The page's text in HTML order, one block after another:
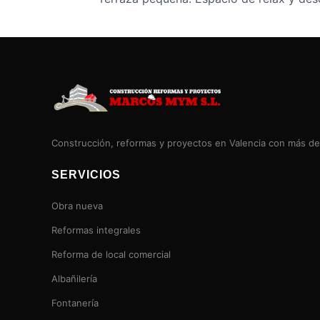
Construcción, reformas y proyectos en Valencia con más
SERVICIOS
Obra nueva
Reformas integrales
Reforma de local comercial
Albañilería
Fontanería